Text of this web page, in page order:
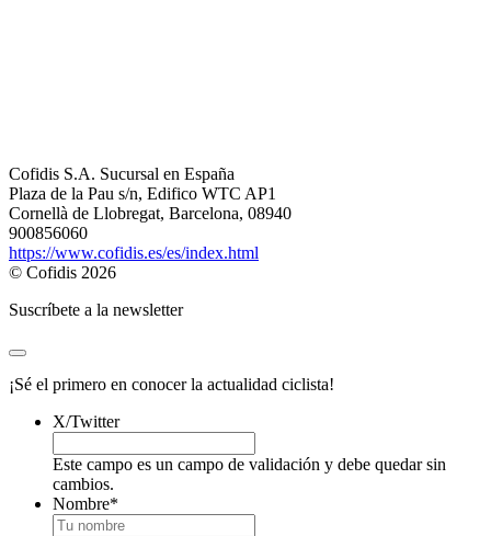
Cofidis S.A. Sucursal en España
Plaza de la Pau s/n, Edifico WTC AP1
Cornellà de Llobregat, Barcelona, 08940
900856060
https://www.cofidis.es/es/index.html
© Cofidis 2026
Suscríbete a la newsletter
¡Sé el primero en conocer la actualidad ciclista!
X/Twitter
Este campo es un campo de validación y debe quedar sin
cambios.
Nombre*